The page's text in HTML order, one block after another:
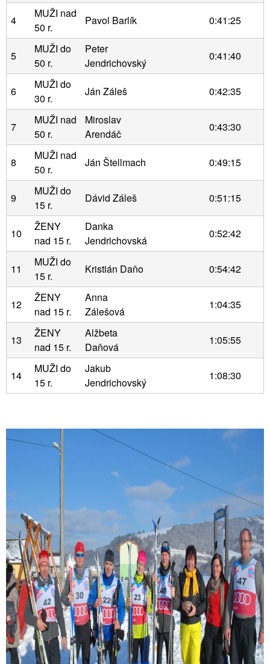
4
MUŽI nad
50 r.
Pavol Barlík 0:41:25
5
MUŽI do
50 r.
Peter
Jendrichovský
0:41:40
6
MUŽI do
30 r.
Ján Záleš 0:42:35
7
MUŽI nad
50 r.
Miroslav
Arendáč
0:43:30
8
MUŽI nad
50 r.
Ján Štellmach 0:49:15
9
MUŽI do
15 r.
Dávid Záleš 0:51:15
10
ŽENY
nad 15 r.
Danka
Jendrichovská
0:52:42
11
MUŽI do
15 r.
Kristián Daňo 0:54:42
12
ŽENY
nad 15 r.
Anna
Zálešová
1:04:35
13
ŽENY
nad 15 r.
Alžbeta
Daňová
1:05:55
14
MUŽI do
15 r.
Jakub
Jendrichovský
1:08:30